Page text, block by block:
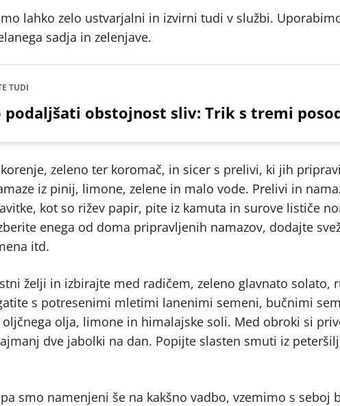
lahko zelo ustvarjalni in izvirni tudi v službi.
sadja in zelenjave.
TUDI
podaljšati obstojnost sliv: Trik s tremi
zeleno ter koromač, in sicer s prelivi, ki jih
iz pinij, limone, zelene in malo vode. Prelivi in
kot so rižev papir, pite iz kamuta in surove lističe
enega od doma pripravljenih namazov, dodajte
itd.
želji in izbirajte med radičem, zeleno glavnato solato,
s potresenimi mletimi lanenimi semeni, bučnimi
olja, limone in himalajske soli. Med obroki si
dve jabolki na dan. Popijte slasten smuti iz
smo namenjeni še na kakšno vadbo, vzemimo s seboj